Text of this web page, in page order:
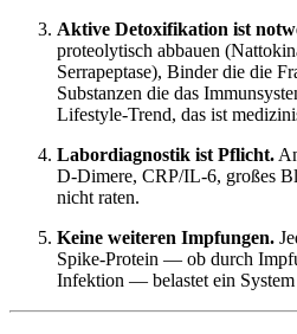
Aktive Detoxifikation ist
proteolytisch abbauen
Serrapeptase), Binder die die
Substanzen die das
Lifestyle-Trend, das ist
Labordiagnostik ist Pflicht.
D-Dimere, CRP/IL-6, großes
nicht raten.
Keine weiteren Impfungen.
Spike-Protein — ob durch
Infektion — belastet ein